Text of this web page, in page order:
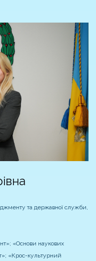
та державної служби,
«Основи наукових
«Крос-культурний